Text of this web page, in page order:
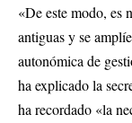
«De este modo, es
antiguas y se
autonómica de
ha explicado la
ha recordado «la